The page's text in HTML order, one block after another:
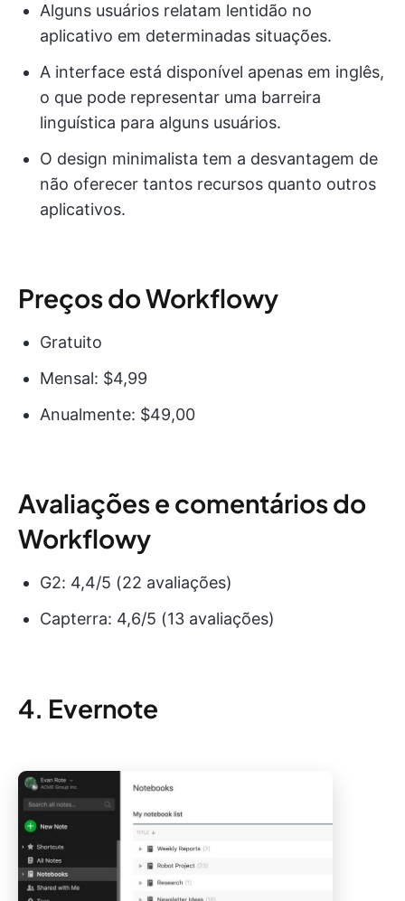
Alguns usuários relatam lentidão no
aplicativo em determinadas situações.
A interface está disponível apenas em inglês,
o que pode representar uma barreira
linguística para alguns usuários.
O design minimalista tem a desvantagem de
não oferecer tantos recursos quanto outros
aplicativos.
Preços do Workflowy
Gratuito
Mensal: $4,99
Anualmente: $49,00
Avaliações e comentários do
Workflowy
G2: 4,4/5 (22 avaliações)
Capterra: 4,6/5 (13 avaliações)
4. Evernote